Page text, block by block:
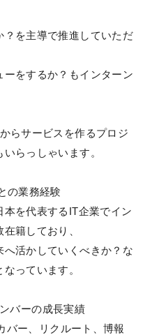
？を主導で推進していただ
をするか？もインターン
らサービスを作るプロジ
らっしゃいます。
の業務経験
本を代表するIT企業でイン
籍しており、
活かしていくべきか？な
っています。
バーの成長実績
バー、リクルート、博報